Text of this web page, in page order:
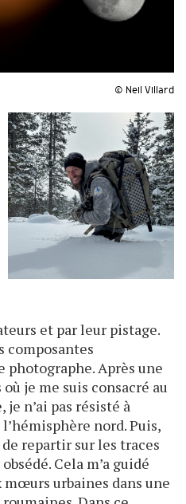
© Neil Villard
et par leur pistage.
composantes
photographe. Après une
je me suis consacré au
je n’ai pas résisté à
nord. Puis,
repartir sur les traces
Cela m’a guidé
urbaines dans une